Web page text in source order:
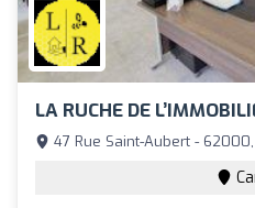
LA RUCHE DE
47 Rue Saint-Aubert -